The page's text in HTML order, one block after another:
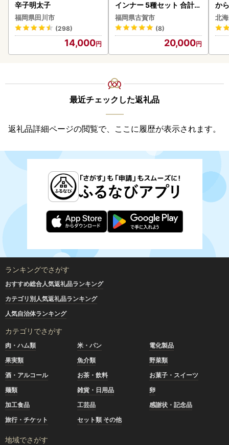
辛子明太子
福岡県田川市
(298)
14,000
インナー 5種セット 合計4.
5kg ソーセージ
福岡県古賀市
(8)
20,000
か
ら
g (
)【
北
最近チェックした返礼品
返礼品詳細ページの閲覧で、ここに履歴が表示されます。
ランキングでさがす
おすすめ総合人気返礼品ランキング
カテゴリ別人気返礼品ランキング
人気自治体ランキング
カテゴリでさがす
肉・ハム類 米・パン
電化製品
果実類
魚介類
野菜類
酒・アルコール
お茶・飲料
お菓子・スイーツ
麺類
雑貨・日用品
卵
加工食品
工芸品
感謝状・記念品
旅行・チケット
セット類 その他
地域でさがす